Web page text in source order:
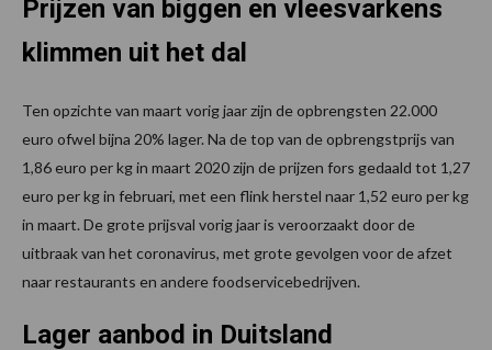
Prijzen van biggen en vleesvarkens
klimmen uit het dal
Ten opzichte van maart vorig jaar zijn de opbrengsten 22.000
euro ofwel bijna 20% lager. Na de top van de opbrengstprijs van
1,86 euro per kg in maart 2020 zijn de prijzen fors gedaald tot 1,27
euro per kg in februari, met een flink herstel naar 1,52 euro per kg
in maart. De grote prijsval vorig jaar is veroorzaakt door de
uitbraak van het coronavirus, met grote gevolgen voor de afzet
naar restaurants en andere foodservicebedrijven.
Lager aanbod in Duitsland